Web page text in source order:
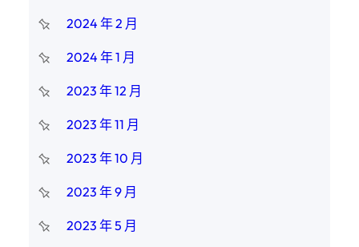
2024 年 2 月
2024 年 1 月
2023 年 12 月
2023 年 11 月
2023 年 10 月
2023 年 9 月
2023 年 5 月